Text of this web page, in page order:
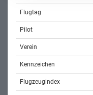
Flugtag
Pilot
Verein
Kennzeichen
Flugzeugindex